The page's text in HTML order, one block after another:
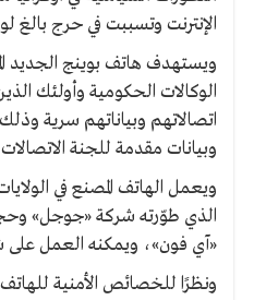
الإنترنت وتسببت في حرج بالغ
ويستهدف هاتف بوينج الجديد
الوكالات الحكومية وأولئك
اتصالاتهم وبياناتهم سرية
وبيانات مقدمة للجنة الاتصالات
ويعمل الهاتف المصنع في
الذي طوّرته شركة «جوجل»
«آي فون»، ويمكنه العمل
ونظرًا للخصائص الأمنية